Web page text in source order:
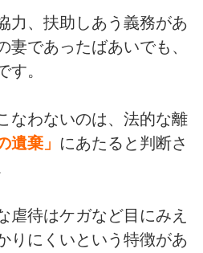
力、扶助しあう義務があ
妻であったばあいでも、
す。
なわないのは、法的な離
遺棄」 にあたると判断さ
虐待はケガなど目にみえ
りにくいという特徴があ